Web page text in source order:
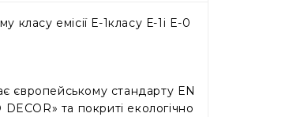
емісії Е-1класу Е-1і E-0
європейському стандарту EN
та покриті екологічно